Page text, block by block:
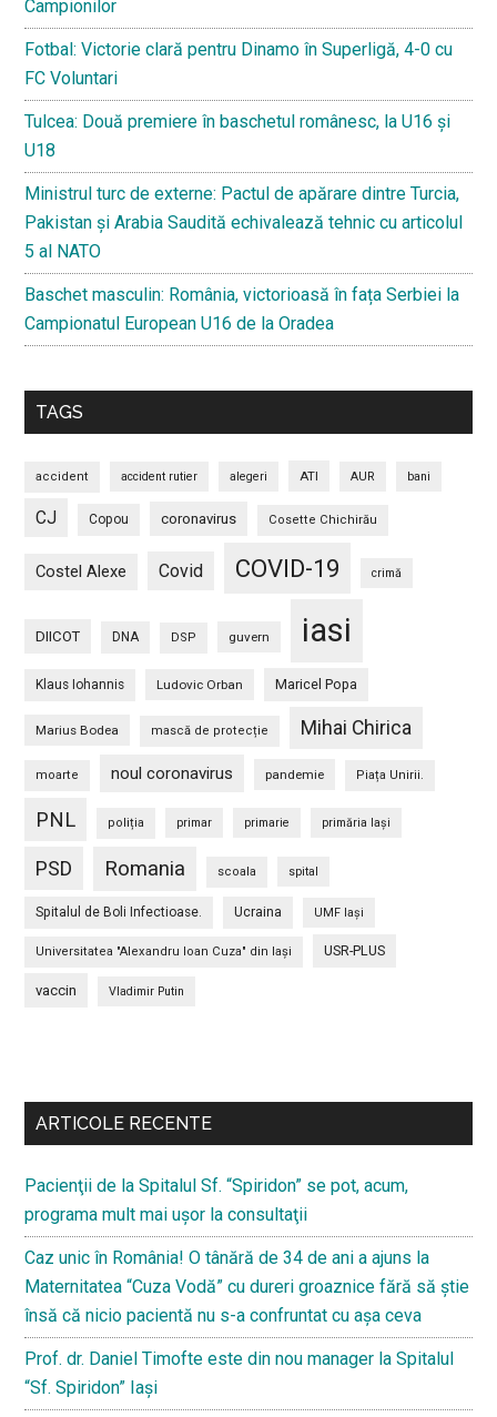
Campionilor
Fotbal: Victorie clară pentru Dinamo în Superligă, 4-0 cu
FC Voluntari
Tulcea: Două premiere în baschetul românesc, la U16 și
U18
Ministrul turc de externe: Pactul de apărare dintre Turcia,
Pakistan și Arabia Saudită echivalează tehnic cu articolul
5 al NATO
Baschet masculin: România, victorioasă în fața Serbiei la
Campionatul European U16 de la Oradea
TAGS
accident accident rutier alegeri ATI AUR bani
CJ Copou coronavirus Cosette Chichirău
Costel Alexe Covid COVID-19 crimă
DIICOT DNA DSP guvern iasi
Klaus Iohannis Ludovic Orban Maricel Popa
Marius Bodea mască de protecție Mihai Chirica
moarte noul coronavirus pandemie Piața Unirii.
PNL poliția primar primarie primăria Iași
PSD Romania scoala spital
Spitalul de Boli Infectioase. Ucraina UMF Iași
Universitatea "Alexandru Ioan Cuza" din Iaşi USR-PLUS
vaccin Vladimir Putin
secundara
ARTICOLE RECENTE
Pacienţii de la Spitalul Sf. “Spiridon” se pot, acum,
programa mult mai uşor la consultaţii
Caz unic în România! O tânără de 34 de ani a ajuns la
Maternitatea “Cuza Vodă” cu dureri groaznice fără să ştie
însă că nicio pacientă nu s-a confruntat cu așa ceva
Prof. dr. Daniel Timofte este din nou manager la Spitalul
“Sf. Spiridon” Iaşi